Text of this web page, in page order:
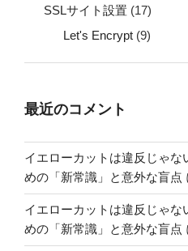
SSLサイト設置 (17)
Let's Encrypt (9)
最近のコメント
イエローカットは違反じゃな
めの「新常識」と意外な盲点
イエローカットは違反じゃな
めの「新常識」と意外な盲点